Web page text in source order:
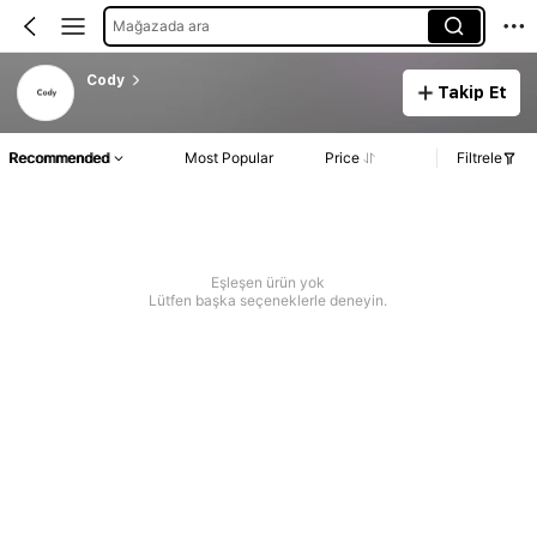
Mağazada ara
Cody
Takip Et
Recommended Most Popular Price Filtrele
Eşleşen ürün yok
Lütfen başka seçeneklerle deneyin.